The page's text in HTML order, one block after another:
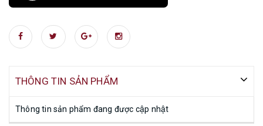
THÔNG TIN SẢN PHẨM
Thông tin sản phẩm đang được cập nhật